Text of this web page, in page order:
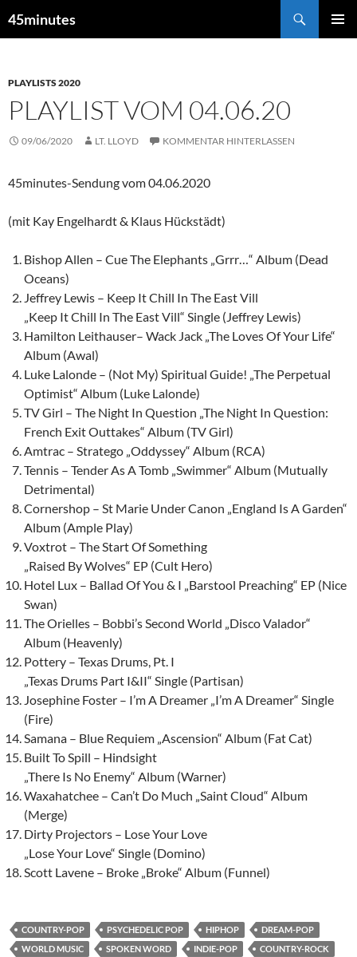
Inhalt
45minutes
PLAYLISTS 2020
PLAYLIST VOM 04.06.20
09/06/2020 LT. LLOYD KOMMENTAR HINTERLASSEN
45minutes-Sendung vom 04.06.2020
(mit Kay Engelhardt & Klaus Hückstädt)
Bishop Allen – Cue The Elephants „Grrr…“ Album (Dead
Oceans)
Jeffrey Lewis – Keep It Chill In The East Vill
„Keep It Chill In The East Vill“ Single (Jeffrey Lewis)
Hamilton Leithauser– Wack Jack „The Loves Of Your Life“
Album (Awal)
Luke Lalonde – (Not My) Spiritual Guide! „The Perpetual
Optimist“ Album (Luke Lalonde)
TV Girl – The Night In Question „The Night In Question:
French Exit Outtakes“ Album (TV Girl)
Amtrac – Stratego „Oddyssey“ Album (RCA)
Tennis – Tender As A Tomb „Swimmer“ Album (Mutually
Detrimental)
Cornershop – St Marie Under Canon „England Is A Garden“
Album (Ample Play)
Voxtrot – The Start Of Something
„Raised By Wolves“ EP (Cult Hero)
Hotel Lux – Ballad Of You & I „Barstool Preaching“ EP (Nice
Swan)
The Orielles – Bobbi’s Second World „Disco Valador“
Album (Heavenly)
Pottery – Texas Drums, Pt. I
„Texas Drums Part I&II“ Single (Partisan)
Josephine Foster – I’m A Dreamer „I’m A Dreamer“ Single
(Fire)
Samana – Blue Requiem „Ascension“ Album (Fat Cat)
Built To Spill – Hindsight
„There Is No Enemy“ Album (Warner)
Waxahatchee – Can’t Do Much „Saint Cloud“ Album
(Merge)
Dirty Projectors – Lose Your Love
„Lose Your Love“ Single (Domino)
Scott Lavene – Broke „Broke“ Album (Funnel)
COUNTRY-POP PSYCHEDELIC POP HIPHOP
DREAM-POP
WORLD MUSIC
SPOKEN WORD INDIE-POP
COUNTRY-ROCK